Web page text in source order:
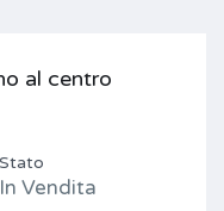
al centro
Stato
In Vendita